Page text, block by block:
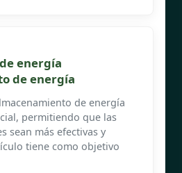
energía
de energía
de energía
permitiendo que las
sean más efectivas y
tiene como objetivo